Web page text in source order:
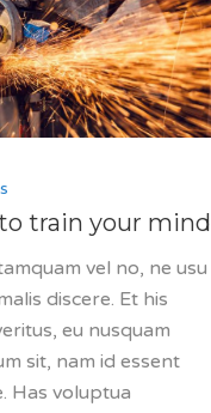
train your mind
vel no, ne usu
discere. Et his
eu nusquam
sit, nam id essent
Has voluptua